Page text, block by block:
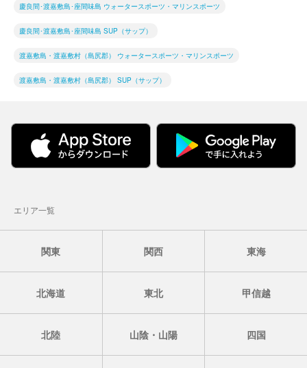
慶良間･渡嘉敷島･座間味島 ウォータースポーツ・マリンスポーツ
慶良間･渡嘉敷島･座間味島 SUP（サップ）
渡嘉敷島・渡嘉敷村（島尻郡） ウォータースポーツ・マリンスポーツ
渡嘉敷島・渡嘉敷村（島尻郡） SUP（サップ）
エリア一覧
関東 関西 東海
北海道 東北 甲信越
北陸 山陰・山陽 四国